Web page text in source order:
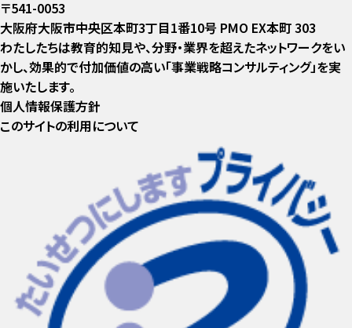
〒541-0053
大阪府大阪市中央区本町3丁目1番10号 PMO EX本町 303
わたしたちは教育的知見や、分野・業界を超えたネットワークをい
かし、効果的で付加価値の高い「事業戦略コンサルティング」を実
施いたします。
個人情報保護方針
このサイトの利用について